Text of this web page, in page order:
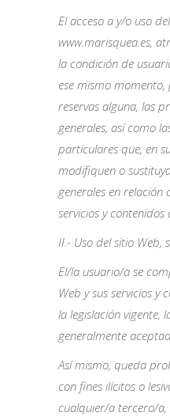
El acceso a y/o uso
www.marisquea.es,
la condición de
ese mismo momento,
reservas alguna, las
generales, así como
particulares que, en
modifiquen o
generales en relación
servicios y contenidos
II.- Uso del sitio Web,
El/la usuario/a se
Web y sus servicios y
la legislación vigente,
generalmente
Así mismo, queda
con fines ilícitos o
cualquier/a tercero/